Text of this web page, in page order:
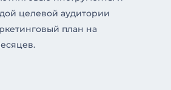
целевой аудитории
план на